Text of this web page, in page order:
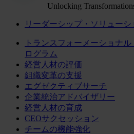
Unlocking
リーダーシップ・ソリューシ
トランスフォーメーショナ
ログラム
経営人材の評価
組織変革の支援
エグゼクティブサーチ
企業統治アドバイザリー
経営人材の育成
CEOサクセッション
チームの機能強化